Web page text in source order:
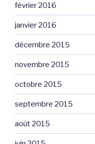
février 2016
janvier 2016
décembre 2015
novembre 2015
octobre 2015
septembre 2015
août 2015